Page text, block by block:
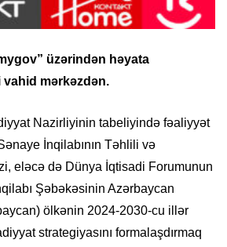
üzərindən həyata
vahid mərkəzdən.
Nazirliyinin tabeliyində fəaliyyət
İnqilabının Təhlili və
eləcə də Dünya İqtisadi Forumunun
Şəbəkəsinin Azərbaycan
ölkənin 2024-2030-cu illər
strategiyasını formalaşdırmaq